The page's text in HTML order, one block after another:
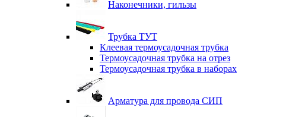
Наконечники, гильзы
Трубка ТУТ
Клеевая термоусадочная трубка
Термоусадочная трубка на отрез
Термоусадочная трубка в наборах
Арматура для провода СИП